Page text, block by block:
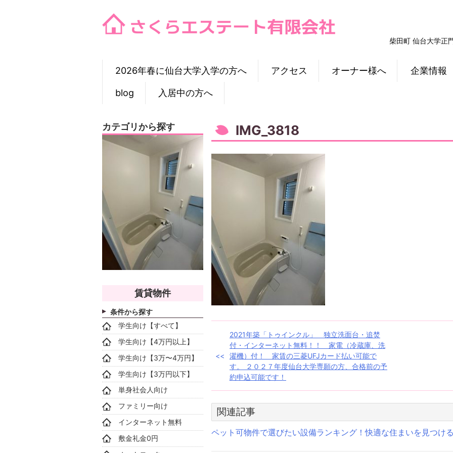
柴田町 仙台大学正
2026年春に仙台大学入学の方へ アクセス オーナー様へ 企業情報
blog 入居中の方へ
IMG_3818
稿
ビ
ゲ
ー
2021年築「トゥインクル」 独立洗面台・追焚
付・インターネット無料！！ 家電（冷蔵庫、洗
濯機）付！ 家賃の三菱UFJカード払い可能で
す。 ２０２７年度仙台大学専願の方、合格前の予
約申込可能です！
関連記事
ペット可物件で選びたい設備ランキング！快適な住まいを見つけ
カテゴリから探す
賃貸物件
条件から探す
学生向け【すべて】
学生向け【4万円以上】
学生向け【3万〜4万円】
学生向け【3万円以下】
単身社会人向け
ファミリー向け
インターネット無料
敷金礼金0円